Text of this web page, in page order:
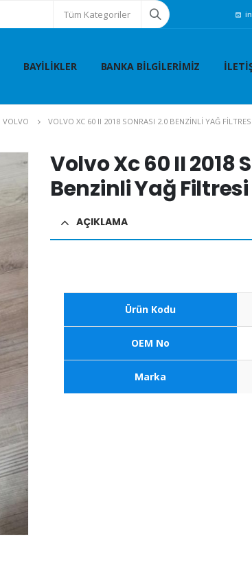
Tüm Kategoriler
BAYILIKLER BANKA BILGILERIMIZ
VOLVO VOLVO XC 60 II 2018 SONRASI 2.0 BENZINLI YAĞ FILTRESI
Volvo Xc 60 II 2018
Benzinli Yağ Filtresi
AÇIKLAMA
Ürün Kodu
OEM No
Marka